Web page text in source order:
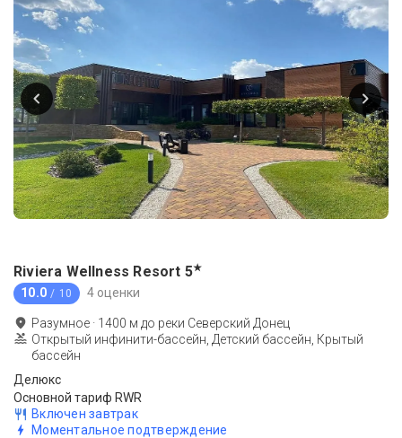
Riviera Wellness Resort 5★
10.0 / 10 4 оценки
Разумное · 1400 м до реки Северский Донец
Открытый инфинити-бассейн, Детский бассейн, Крытый
бассейн
Делюкс
Основной тариф RWR
Включен завтрак
Моментальное подтверждение